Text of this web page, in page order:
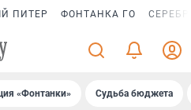
ПИТЕР ФОНТАНКА ГО
«Фонтанки» Судьба бюджета